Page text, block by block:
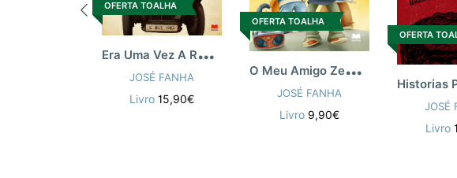
OFERTA TOALHA
E
ra Uma Vez A Republica
JOSÉ FANHA
Livro 15,90€
OFERTA TOALHA
O
Meu Amigo Zeca Tum - Tum
JOSÉ FANHA
Livro 9,90€
OFERTA
JOSÉ
Livro